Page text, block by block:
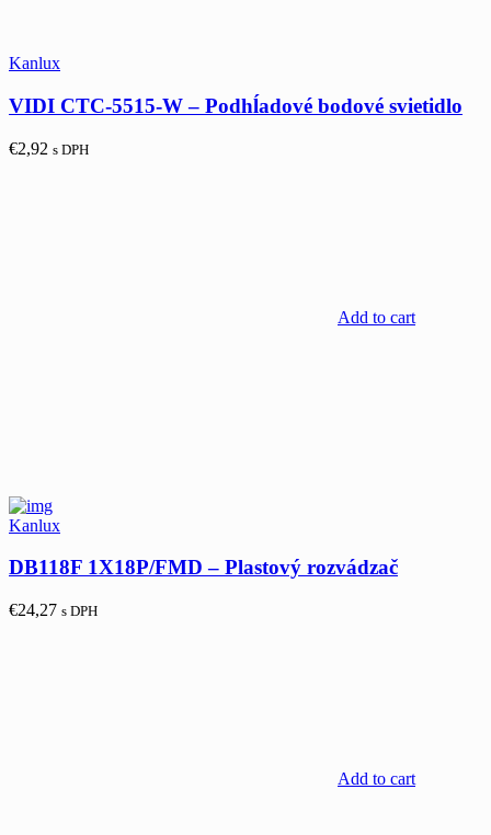
Kanlux
VIDI CTC-5515-W – Podhĺadové bodové svietidlo
€2,92 s DPH
Add to cart
Kanlux
DB118F 1X18P/FMD – Plastový rozvádzač
€24,27 s DPH
Add to cart